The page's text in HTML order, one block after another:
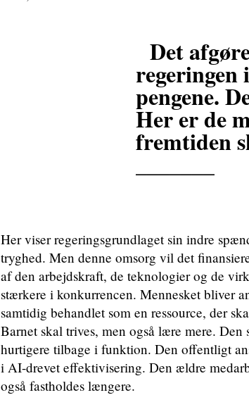
Det
regeringen
pengene.
Her er de
fremtiden
Her viser regeringsgrundlaget sin indre
tryghed. Men denne omsorg vil det
af den arbejdskraft, de teknologier og de
stærkere i konkurrencen. Mennesket bliver
samtidig behandlet som en ressource, der
Barnet skal trives, men også lære mere.
hurtigere tilbage i funktion. Den offentligt
i AI-drevet effektivisering. Den ældre
også fastholdes længere.